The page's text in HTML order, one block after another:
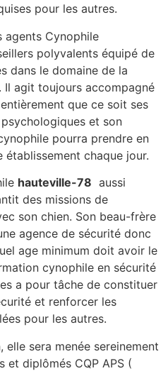
pour les autres.
agents Cynophile
polyvalents équipé de
dans le domaine de la
agit toujours accompagné
que ce soit ses
et son
pourra prendre en
chaque jour.
hauteville-78 aussi
des missions de
son chien. Son beau-frère
agence de sécurité donc
age minimum doit avoir le
cynophile en sécurité
a pour tâche de constituer
et renforcer les
pour les autres.
sera menée sereinement
et diplômés CQP APS (